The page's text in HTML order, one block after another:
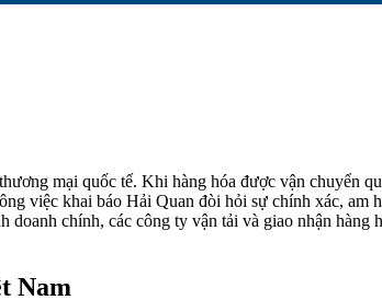
mại quốc tế. Khi hàng hóa được vận chuyển
việc khai báo Hải Quan đòi hỏi sự chính xác,
chính, các công ty vận tải và giao nhận